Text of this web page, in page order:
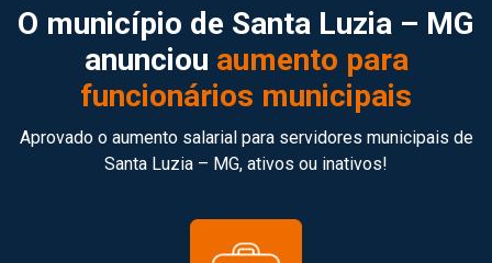
O município de Santa Luzia – MG
anunciou aumento para
funcionários municipais
Aprovado o aumento salarial para servidores municipais de
Santa Luzia – MG, ativos ou inativos!